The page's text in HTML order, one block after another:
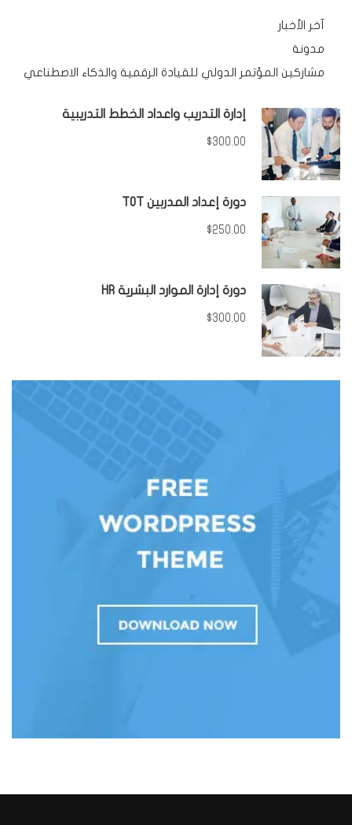
آخر الأخبار
مدونة
مشاركين المؤتمر الدولي للقيادة الرقمية والذكاء الاصطناعي
إدارة التدريب واعداد الخطط التدريبية
$300.00
دورة إعداد المدربين TOT
$250.00
دورة إدارة الموارد البشرية HR
$300.00